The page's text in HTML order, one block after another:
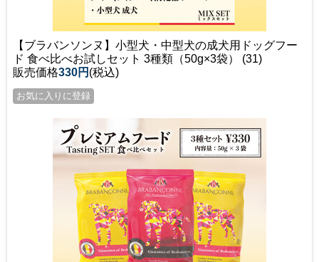
【ブラバンソンヌ】小型犬・中型犬の成犬用ドッグフー
ド 食べ比べお試しセット 3種類（50g×3袋） (31)
販売価格330円 (税込)